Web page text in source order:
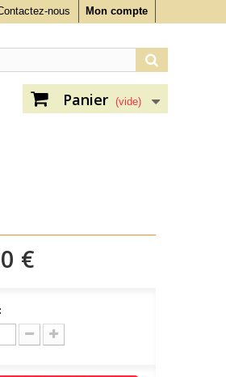
Mon compte
nous
Panier (vide)
€